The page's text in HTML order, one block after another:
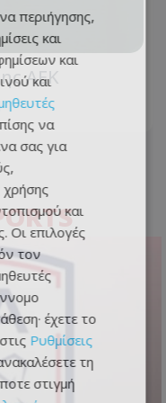
ΑΕΚ
περιήγησης,
και
και
και
να
σας για
χρήσης
και
Οι επιλογές
τον
έχετε το
Ρυθμίσεις
τη
στιγμή